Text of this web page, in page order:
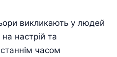
викликають у людей
на настрій та
часом